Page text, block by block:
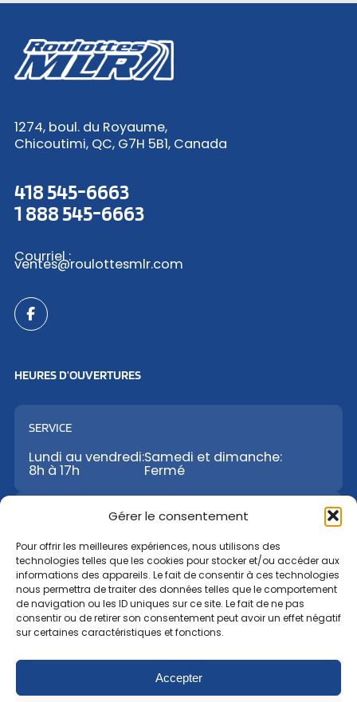
Gérer le consentement
Pour offrir les meilleures expériences, nous utilisons des
technologies telles que les cookies pour stocker et/ou accéder aux
informations des appareils. Le fait de consentir à ces technologies
nous permettra de traiter des données telles que le comportement
de navigation ou les ID uniques sur ce site. Le fait de ne pas
consentir ou de retirer son consentement peut avoir un effet négatif
sur certaines caractéristiques et fonctions.
Accepter
1274, boul. du Royaume,
Chicoutimi, QC, G7H 5B1, Canada
418 545-6663
1 888 545-6663
Courriel :
ventes@roulottesmlr.com
HEURES D’OUVERTURES
SERVICE
Lundi au vendredi:
8h à 17h
Samedi et dimanche:
Fermé
Lundi au vendredi:
8h à 17h
Samedi:
9h à 12h
Dimanche:
Fermé
PIÈCES
Lundi au vendredi:Samedi:Dimanche: